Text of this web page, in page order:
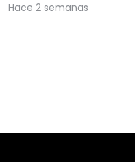
Hace 2 semanas